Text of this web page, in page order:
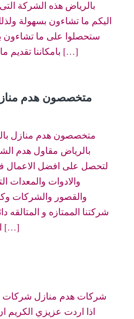
بالرياض هذه الشركة
اليكم ما تشاءون بسهولة
ستحصلوا على ما
بامكاننا تقديم ما تشاءون بسهولة لاننا الشركة […]
متخصصون هدم منازل
بالرياض مقاول هدم
لتحصل على افضل الاعمال
والادوات والمعدات
والقصور والشركات
شركتنا الممتازه و
الرياض عزيزي العميل ان اهم […]
شركات هدم منازل شركات
اذا اردت عزيزي الكريم